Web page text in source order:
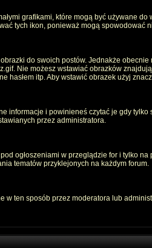
grafikami, które mogą być używane
tych ikon, ponieważ mogą spowodować
do swoich postów. Jednakże
Nie możesz wstawiać obrazków
hasłem itp. Aby wstawić obrazek użyj
informacje i powinieneś czytać je gdy
przez administratora.
ogłoszeniami w przeglądzie for i tylko
tematów przyklejonych na każdym forum.
w ten sposób przez moderatora lub